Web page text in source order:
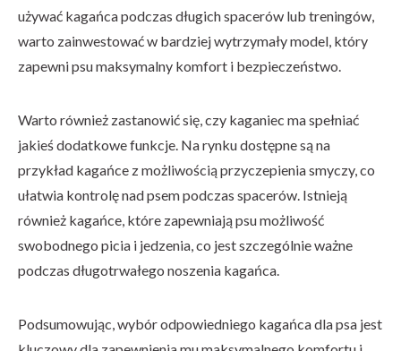
używać kagańca podczas długich spacerów lub treningów,
warto zainwestować w bardziej wytrzymały model, który
zapewni psu maksymalny komfort i bezpieczeństwo.
Warto również zastanowić się, czy kaganiec ma spełniać
jakieś dodatkowe funkcje. Na rynku dostępne są na
przykład kagańce z możliwością przyczepienia smyczy, co
ułatwia kontrolę nad psem podczas spacerów. Istnieją
również kagańce, które zapewniają psu możliwość
swobodnego picia i jedzenia, co jest szczególnie ważne
podczas długotrwałego noszenia kagańca.
Podsumowując, wybór odpowiedniego kagańca dla psa jest